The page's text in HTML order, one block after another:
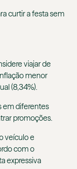
curtir a festa sem
viajar de
menor
(8,34%).
em diferentes
promoções.
veículo e
com o
expressiva